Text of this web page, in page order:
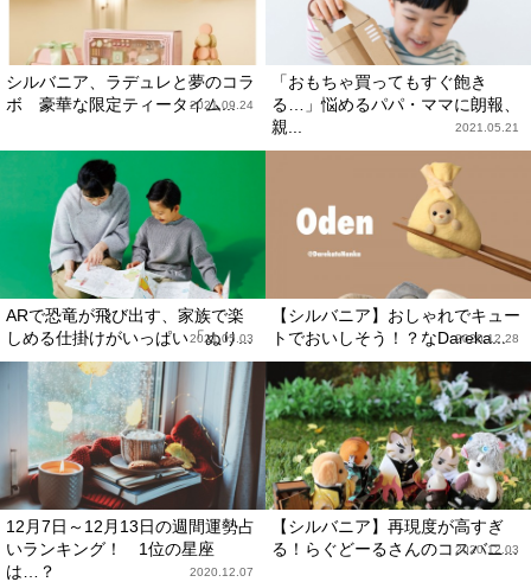
シルバニア、ラデュレと夢のコラ
ボ 豪華な限定ティータイム...
2021.09.24
「おもちゃ買ってもすぐ飽き
る…」悩めるパパ・ママに朗報、
親...
2021.05.21
ARで恐竜が飛び出す、家族で楽
しめる仕掛けがいっぱい「ぬり...
2021.05.03
【シルバニア】おしゃれでキュー
トでおいしそう！？なDareka...
2020.12.28
12月7日～12月13日の週間運勢占
いランキング！ 1位の星座
は…？
2020.12.07
【シルバニア】再現度が高すぎ
る！らぐどーるさんのコスバニ...
2020.12.03